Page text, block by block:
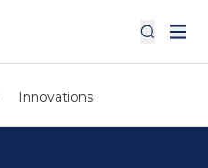
Innovations